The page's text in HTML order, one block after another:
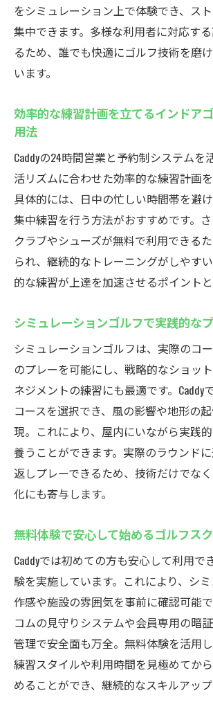
Caddyで実感した練習環境の
24時間営業の魅力を語るゴル
談
厚木のゴルフスクールで交友
安全で快適！Caddyのインドアゴ
長
セコム見守りシステムで安心
ルフスクール
会員専用の入室管理でプライ
快適な室内環境が長時間の練
習
シミュレーションゴルフの最
解説
予約制で混雑知らずのインド
ール
をシミュレーション上で体験でき、ス
集中できます。多様な利用者に対応す
るため、誰でも快適にゴルフ技術を磨
います。
効率的な練習計画を立てるインドア
用法
Caddyの24時間営業と予約制システムを
活リズムに合わせた効率的な練習計画を
具体的には、日中の忙しい時間帯を避
集中練習を行う方法がおすすめです。
クラブやシューズが無料で利用できる
られ、継続的なトレーニングがしやす
的な練習が上達を加速させるポイントと
シミュレーションゴルフで実践的な
シミュレーションゴルフは、実際のコ
のプレーを可能にし、戦略的なショッ
ネジメントの練習にも最適です。Caddy
コースを選択でき、風の影響や地形の
現。これにより、屋内にいながら実践
養うことができます。実際のラウンド
返しプレーできるため、技術だけでな
化にも寄与します。
無料体験で安心して始めるゴルフス
Caddyでは初めての方も安心して利用で
験を実施しています。これにより、シ
作感や施設の雰囲気を事前に確認可能
コムの見守りシステムや会員専用の暗
管理で安全面も万全。無料体験を活用
練習スタイルや利用時間を見極めてか
めることができ、継続的なスキルアップ